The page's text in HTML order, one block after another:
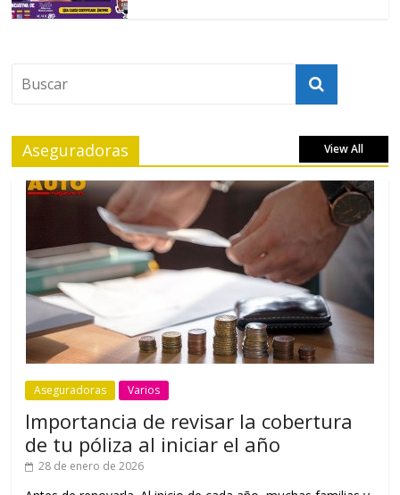
Aseguradoras View All
Aseguradoras Varios
Importancia de revisar la cobertura
de tu póliza al iniciar el año
28 de enero de 2026